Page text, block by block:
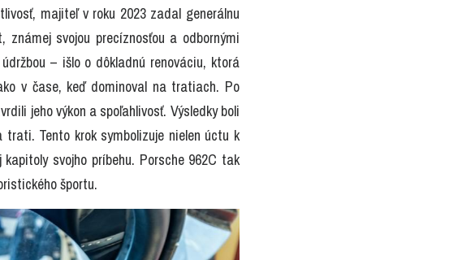
majiteľ v roku 2023 zadal generálnu
známej svojou precíznosťou a odbornými
– išlo o dôkladnú renováciu, ktorá
v čase, keď dominoval na tratiach. Po
jeho výkon a spoľahlivosť. Výsledky boli
Tento krok symbolizuje nielen úctu k
svojho príbehu. Porsche 962C tak
športu.